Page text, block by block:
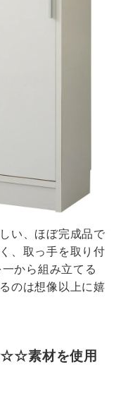
い、ほぼ完成品で
、取っ手を取り付
から組み立てる
のは想像以上に嬉
素材を使用